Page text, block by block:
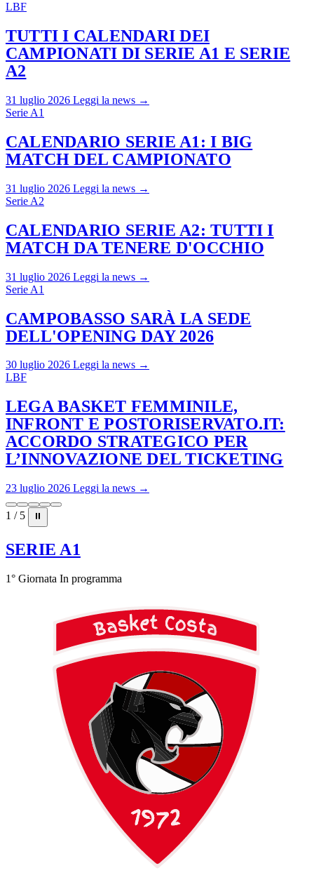
LBF
TUTTI I CALENDARI DEI
CAMPIONATI DI SERIE A1 E SERIE
A2
31 luglio 2026 Leggi la news →
Serie A1
CALENDARIO SERIE A1: I BIG
MATCH DEL CAMPIONATO
31 luglio 2026 Leggi la news →
Serie A2
CALENDARIO SERIE A2: TUTTI I
MATCH DA TENERE D'OCCHIO
31 luglio 2026 Leggi la news →
Serie A1
CAMPOBASSO SARÀ LA SEDE
DELL'OPENING DAY 2026
30 luglio 2026 Leggi la news →
LBF
LEGA BASKET FEMMINILE,
INFRONT E POSTORISERVATO.IT:
ACCORDO STRATEGICO PER
L’INNOVAZIONE DEL TICKETING
23 luglio 2026 Leggi la news →
1 / 5 ⏸
SERIE A1
1° Giornata In programma